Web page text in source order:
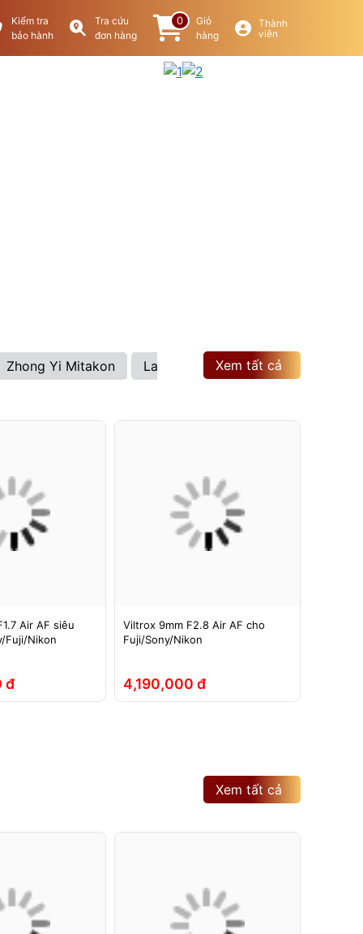
Kiểm tra
bảo hành
Tra cứu
đơn hàng
0
Giỏ
hàng
Thành
viên
Zhong Yi Mitakon Laowa Brightin Star
Xem tất cả
Air AF siêu
Fuji/Nikon
đ
Viltrox 9mm F2.8 Air AF cho
Fuji/Sony/Nikon
4,190,000 đ
Xem tất cả